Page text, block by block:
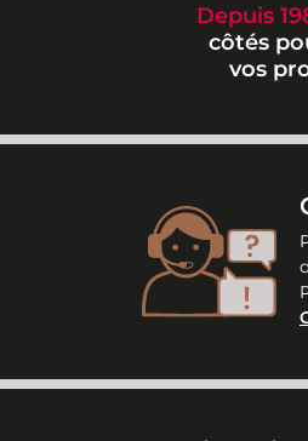
Depuis
côtés
vos